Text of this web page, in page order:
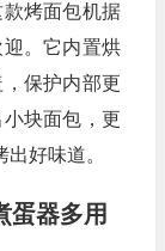
烤面包机据
。它内置烘
保护内部更
块面包，更
好味道。
蛋器多用